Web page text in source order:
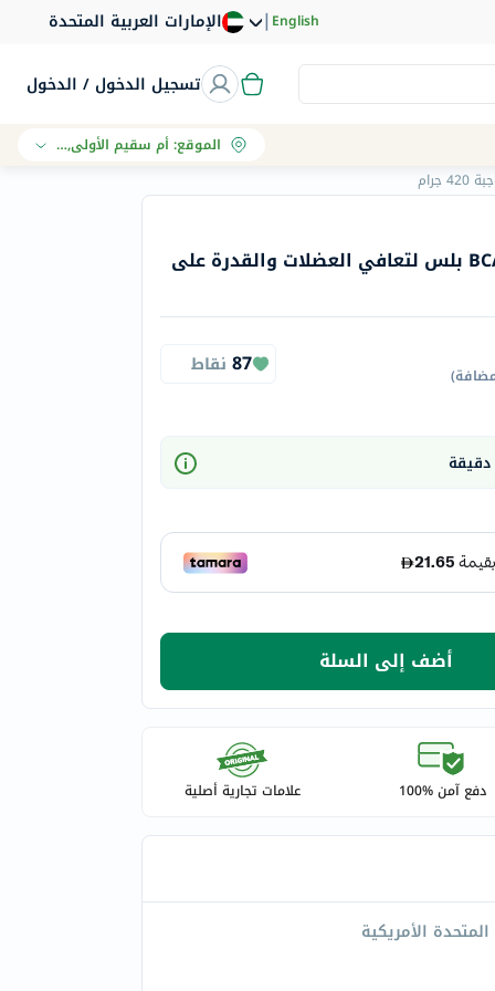
الإمارات العربية المتحدة |English
تسجيل الدخول / الدخول
الموقع:أم سقيم الأولى, دبي
ماسل بولت مكمل BCAA 7000 بلس لتعافي العضلات والقدرة على
)
87 نقاط
أضف إلى السلة
دفع آمن %100 علامات تجارية أصلية
المتحدة الأمريكية